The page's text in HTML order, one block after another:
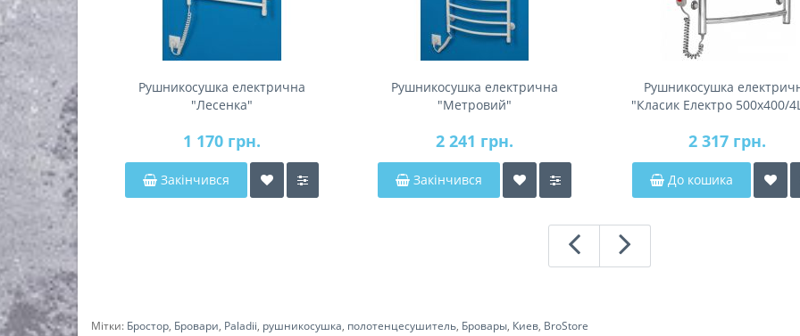
Рушникосушка електрична
"Лесенка"
1 170 грн.
Закінчився
Рушникосушка електрична
"Метровий"
2 241 грн.
Закінчився
Рушникосушка
"Класик Електро 500х400/
2 317 грн.
До кошика
Мітки: Бростор, Бровари, Paladii, рушникосушка, полотенцесушитель, Бровары, Киев, BroStore